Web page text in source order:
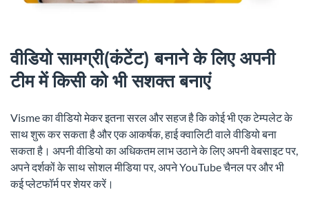
वीडियो सामग्री(कंटेंट) बनाने के लिए अपनी
टीम में किसी को भी सशक्त बनाएं
Visme का वीडियो मेकर इतना सरल और सहज है कि कोई भी एक टेम्पलेट के
साथ शुरू कर सकता है और एक आकर्षक, हाई क्वालिटी वाले वीडियो बना
सकता है। अपनी वीडियो का अधिकतम लाभ उठाने के लिए अपनी वेबसाइट पर,
अपने दर्शकों के साथ सोशल मीडिया पर, अपने YouTube चैनल पर और भी
कई प्लेटफॉर्म पर शेयर करें।